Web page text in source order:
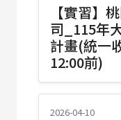
【實習】
司_115年
計畫(統一
12:00前)
2026-04-10